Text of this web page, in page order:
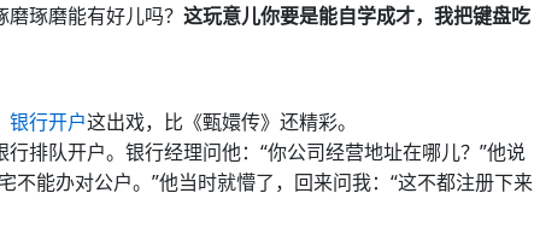
琢磨能有好儿吗？ 这玩意儿你要是能自学成才，我把键盘吃
银行开户这出戏，比《甄嬛传》还精彩。
排队开户。银行经理问他：“你公司经营地址在哪儿？”他说
不能办对公户。”他当时就懵了，回来问我：“这不都注册下来